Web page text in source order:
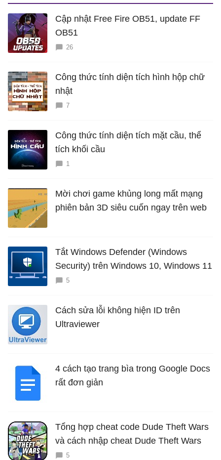
Cập nhật Free Fire OB51, update FF
OB51
26
Công thức tính diện tích hình hộp chữ
nhật
7
Công thức tính diện tích mặt cầu, thể
tích khối cầu
1
Mời chơi game khủng long mất mạng
phiên bản 3D siêu cuốn ngay trên web
Tắt Windows Defender (Windows
Security) trên Windows 10, Windows 11
5
Cách sửa lỗi không hiện ID trên
Ultraviewer
4 cách tạo trang bìa trong Google Docs
rất đơn giản
Tổng hợp cheat code Dude Theft Wars
và cách nhập cheat Dude Theft Wars
5